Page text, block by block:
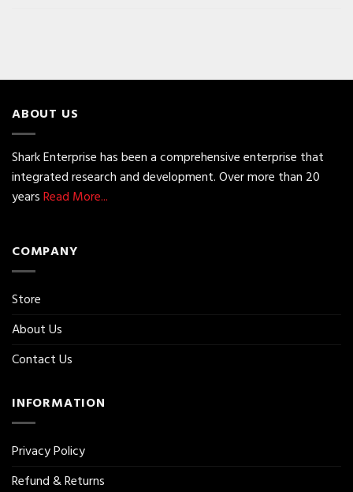
ABOUT US
Shark Enterprise has been a comprehensive enterprise that
integrated research and development. Over more than 20
yearsRead More...
COMPANY
Store
About Us
Contact Us
INFORMATION
Privacy Policy
Refund & Returns